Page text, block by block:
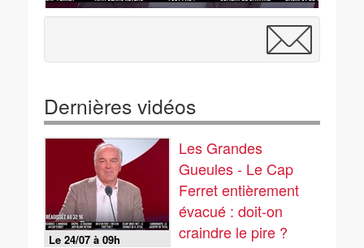
Dernières vidéos
Le 24/07 à 09h
Les Grandes
Gueules - Le Cap
Ferret entièrement
évacué : doit-on
craindre le pire ?